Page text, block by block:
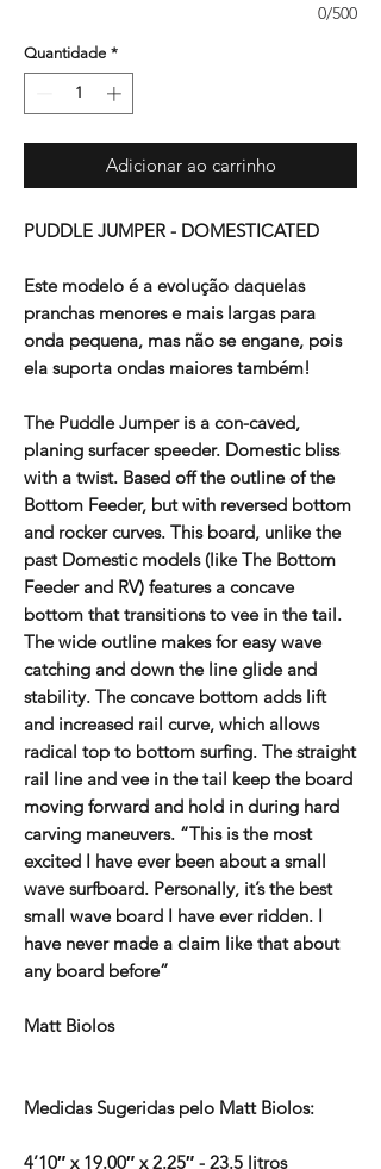
0/500
Quantidade *
Adicionar ao carrinho
PUDDLE JUMPER - DOMESTICATED
Este modelo é a evolução daquelas
pranchas menores e mais largas para
onda pequena, mas não se engane, pois
ela suporta ondas maiores também!
The Puddle Jumper is a con-caved,
planing surfacer speeder. Domestic bliss
with a twist. Based off the outline of the
Bottom Feeder, but with reversed bottom
and rocker curves. This board, unlike the
past Domestic models (like The Bottom
Feeder and RV) features a concave
bottom that transitions to vee in the tail.
The wide outline makes for easy wave
catching and down the line glide and
stability. The concave bottom adds lift
and increased rail curve, which allows
radical top to bottom surfing. The straight
rail line and vee in the tail keep the board
moving forward and hold in during hard
carving maneuvers. “This is the most
excited I have ever been about a small
wave surfboard. Personally, it’s the best
small wave board I have ever ridden. I
have never made a claim like that about
any board before”
Matt Biolos
Medidas Sugeridas pelo Matt Biolos:
4’10″ x 19.00″ x 2.25″ - 23.5 litros